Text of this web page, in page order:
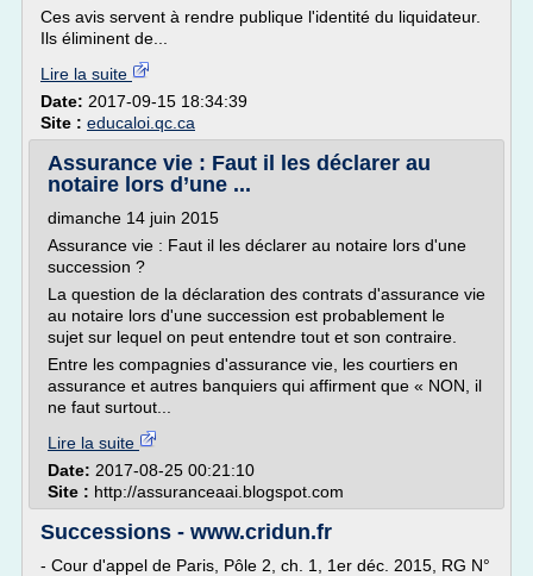
Ces avis servent à rendre publique l'identité du liquidateur.
Ils éliminent de...
Lire la suite
Date: 2017-09-15 18:34:39
Site : educaloi.qc.ca
Assurance vie : Faut il les déclarer au
notaire lors d’une ...
dimanche 14 juin 2015
Assurance vie : Faut il les déclarer au notaire lors d'une
succession ?
La question de la déclaration des contrats d'assurance vie
au notaire lors d'une succession est probablement le
sujet sur lequel on peut entendre tout et son contraire.
Entre les compagnies d'assurance vie, les courtiers en
assurance et autres banquiers qui affirment que « NON, il
ne faut surtout...
Lire la suite
Date: 2017-08-25 00:21:10
Site : http://assuranceaai.blogspot.com
Successions - www.cridun.fr
- Cour d'appel de Paris, Pôle 2, ch. 1, 1er déc. 2015, RG N°